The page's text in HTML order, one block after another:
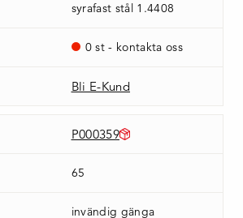
syrafast stål 1.4408
0 st - kontakta oss
Bli E-Kund
P000359
65
invändig gänga